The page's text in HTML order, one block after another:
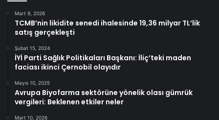
Mart 9, 2026
TCMB’nin likidite senedi ihalesinde 19,36 milyar TL’lik
satış gerçekleşti
Şubat 15, 2024
İYİ Parti Sağlık Politikaları Başkanı: İliç’teki maden
faciası ikinci Çernobil olayıdır
Mayıs 10, 2025
Avrupa Biyofarma sektörüne yönelik olası gümrük
vergileri: Beklenen etkiler neler
Mart 10, 2026